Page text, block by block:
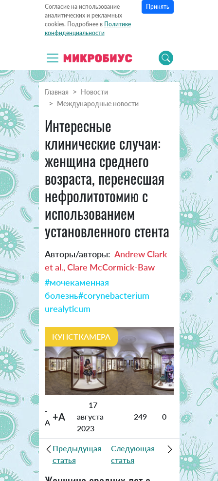
Согласие на использование
аналитических и рекламных
cookies. Подробнее в Политике
конфиденциальности
Принять
Главная
Новости
Международные новости
Интересные
клинические случаи:
женщина среднего
возраста, перенесшая
нефролитотомию с
использованием
установленного стента
Авторы/авторы: Andrew Clark
et al., Clare McCormick-Baw
#мочекаменная
болезнь#corynebacterium
urealyticum
КУНСТКАМЕРА
-
A +A
17
августа
2023
249 0
Предыдущая
статья
Следующая
статья